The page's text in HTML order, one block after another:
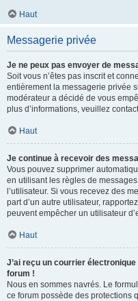
Haut
Messagerie privée
Je ne peux pas envoyer de
Soit vous n’êtes pas inscrit et
entièrement la messagerie privée
modérateur a décidé de vous
plus d’informations, veuillez
Haut
Je continue à recevoir des
Vous pouvez supprimer
en utilisant les règles de
l’utilisateur. Si vous recevez des
part d’un autre utilisateur,
peuvent empêcher un utilisateur
Haut
J’ai reçu un courrier
forum !
Nous en sommes navrés. Le
ce forum possède des protections